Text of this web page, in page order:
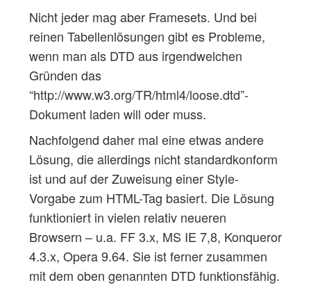
Nicht jeder mag aber Framesets. Und bei
reinen Tabellenlösungen gibt es Probleme,
wenn man als DTD aus irgendwelchen
Gründen das
“http://www.w3.org/TR/html4/loose.dtd”-
Dokument laden will oder muss.
Nachfolgend daher mal eine etwas andere
Lösung, die allerdings nicht standardkonform
ist und auf der Zuweisung einer Style-
Vorgabe zum HTML-Tag basiert. Die Lösung
funktioniert in vielen relativ neueren
Browsern – u.a. FF 3.x, MS IE 7,8, Konqueror
4.3.x, Opera 9.64. Sie ist ferner zusammen
mit dem oben genannten DTD funktionsfähig.